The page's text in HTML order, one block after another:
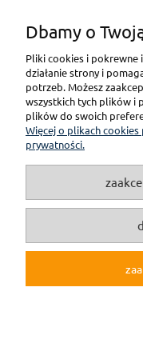
pokaż
(c)2019
Dbamy o
Pliki cookies i
działanie strony i
potrzeb. Możesz
wszystkich tych plików i
plików do swoich
Więcej o plikach cookies
prywatności.